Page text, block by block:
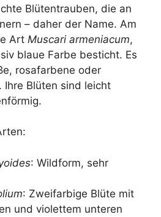
Blütentrauben, die an
– daher der Name. Am
Art Muscari armeniacum,
blaue Farbe besticht. Es
rosafarbene oder
Blüten sind leicht
: Wildform, sehr
: Zweifarbige Blüte mit
und violettem unteren